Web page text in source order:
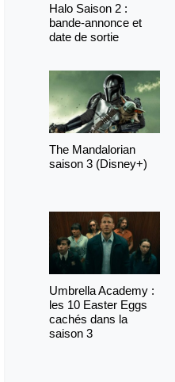
Halo Saison 2 :
bande-annonce et
date de sortie
The Mandalorian
saison 3 (Disney+)
Umbrella Academy :
les 10 Easter Eggs
cachés dans la
saison 3